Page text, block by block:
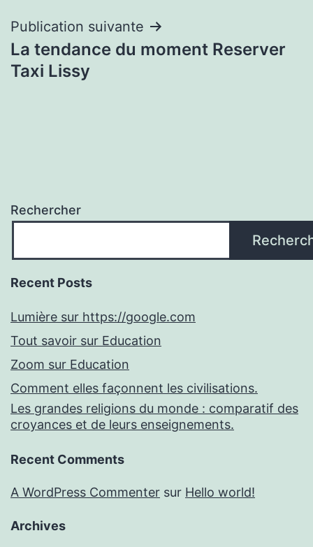
Publication suivante
La tendance du moment Reserver
Taxi Lissy
Rechercher
Recent Posts
Lumière sur https://google.com
Tout savoir sur Education
Zoom sur Education
Comment elles façonnent les civilisations.
Les grandes religions du monde : comparatif des
croyances et de leurs enseignements.
Recent Comments
A WordPress Commenter sur Hello world!
Archives